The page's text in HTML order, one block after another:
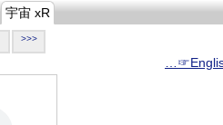
宇宙 xR
>>>